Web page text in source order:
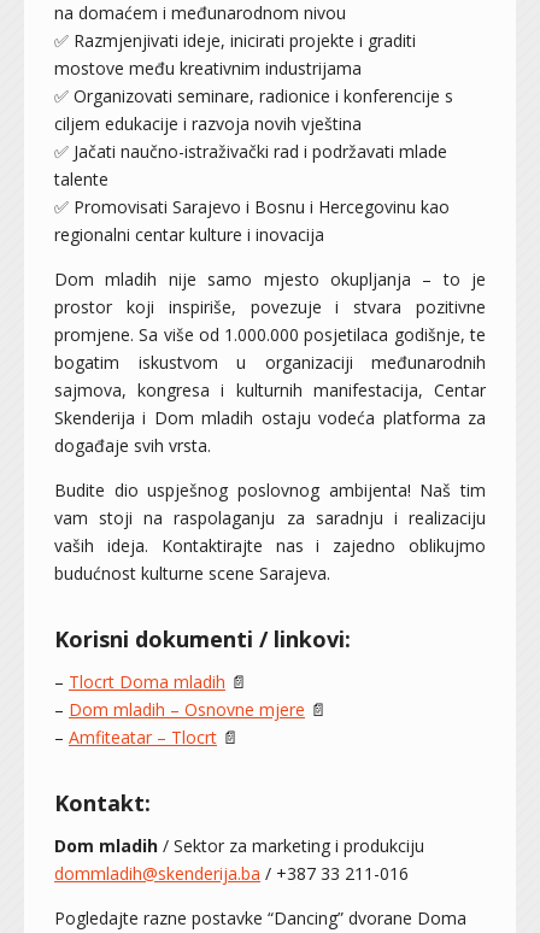
na domaćem i međunarodnom nivou
✅ Razmjenjivati ideje, inicirati projekte i graditi
mostove među kreativnim industrijama
✅ Organizovati seminare, radionice i konferencije s
ciljem edukacije i razvoja novih vještina
✅ Jačati naučno-istraživački rad i podržavati mlade
talente
✅ Promovisati Sarajevo i Bosnu i Hercegovinu kao
regionalni centar kulture i inovacija
Dom mladih nije samo mjesto okupljanja – to je
prostor koji inspiriše, povezuje i stvara pozitivne
promjene. Sa više od 1.000.000 posjetilaca godišnje, te
bogatim iskustvom u organizaciji međunarodnih
sajmova, kongresa i kulturnih manifestacija, Centar
Skenderija i Dom mladih ostaju vodeća platforma za
događaje svih vrsta.
Budite dio uspješnog poslovnog ambijenta! Naš tim
vam stoji na raspolaganju za saradnju i realizaciju
vaših ideja. Kontaktirajte nas i zajedno oblikujmo
budućnost kulturne scene Sarajeva.
Korisni dokumenti / linkovi:
– Tlocrt Doma mladih 📄
– Dom mladih – Osnovne mjere 📄
– Amfiteatar – Tlocrt 📄
Kontakt:
Dom mladih / Sektor za marketing i produkciju
dommladih@skenderija.ba / +387 33 211-016
Pogledajte razne postavke “Dancing” dvorane Doma